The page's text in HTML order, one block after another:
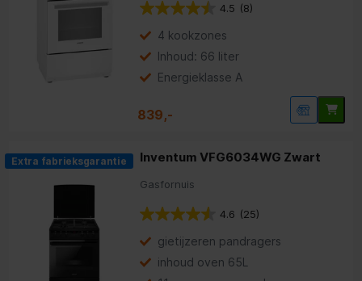
4.5 (8)
4 kookzones
Inhoud: 66 liter
Energieklasse A
839,-
Extra fabrieksgarantie Inventum VFG6034WG Zwart
Gasfornuis
4.6 (25)
gietijzeren pandragers
inhoud oven 65L